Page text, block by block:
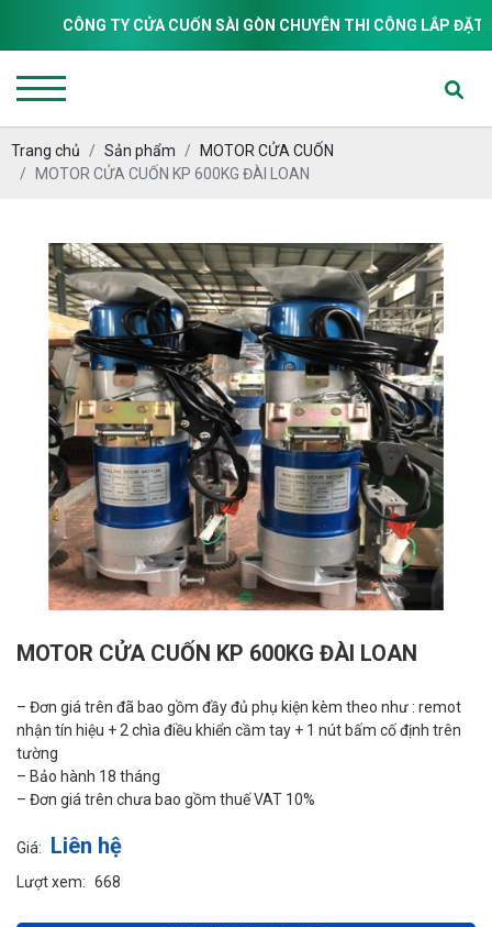
CÔNG TY CỬA CUỐN SÀI GÒN CHUYÊN THI CÔNG LẮP ĐẶT &
Trang chủ Sản phẩm
MOTOR CỬA CUỐN
MOTOR CỬA CUỐN KP 600KG ĐÀI LOAN
MOTOR CỬA CUỐN KP 600KG ĐÀI LOAN
– Đơn giá trên đã bao gồm đầy đủ phụ kiện kèm theo như : remot
nhận tín hiệu + 2 chìa điều khiển cầm tay + 1 nút bấm cố định trên
tường
– Bảo hành 18 tháng
– Đơn giá trên chưa bao gồm thuế VAT 10%
Giá: Liên hệ
Lượt xem: 668